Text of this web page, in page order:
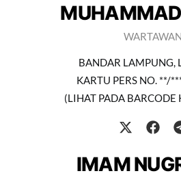
WARTAWAN
BANDAR LAMPUNG,
KARTU PERS NO. **/
(LIHAT PADA BARCODE
IMAM